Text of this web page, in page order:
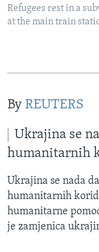
Refugees rest in a
at the main train
By REUTERS
Ukrajina se
humanitarnih
Ukrajina se nada
humanitarnih
humanitarne
je zamjenica